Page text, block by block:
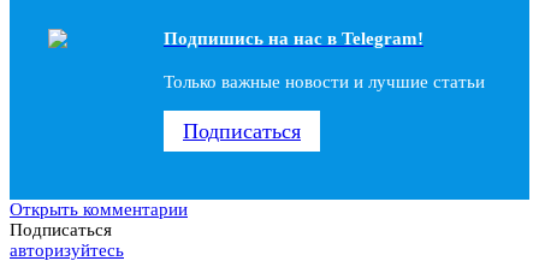
Подпишись на наc в Telegram!
Только важные новости и лучшие статьи
Подписаться
Открыть комментарии
Подписаться
авторизуйтесь